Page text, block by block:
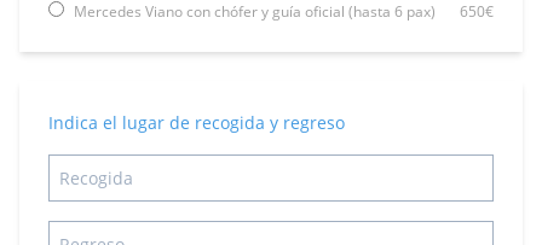
Mercedes Viano con chófer y guía oficial (hasta 6 pax)
650€
Indica el lugar de recogida y regreso